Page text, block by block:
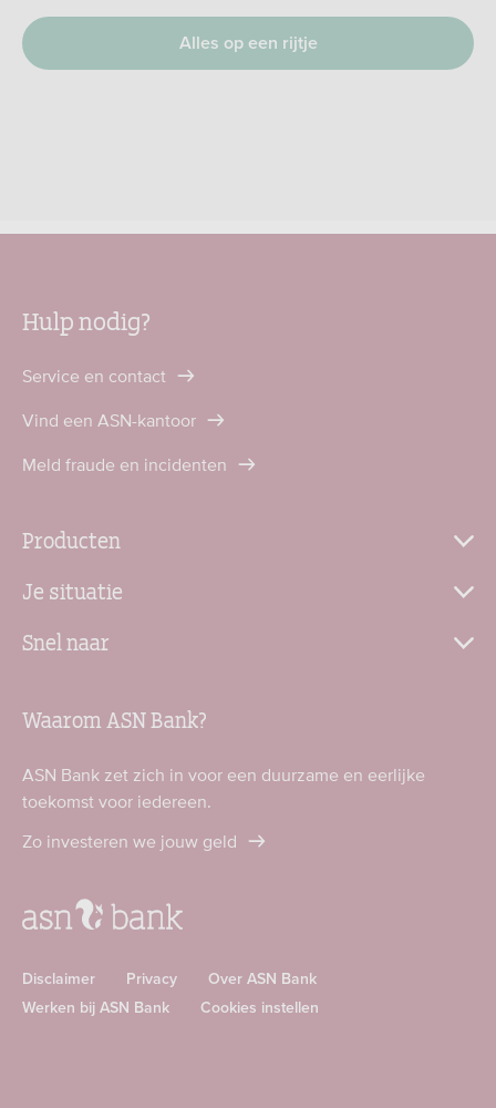
Alles op een rijtje
Hulp nodig?
Service en contact
Vind een ASN-kantoor
Meld fraude en incidenten
Producten
Je situatie
Snel naar
Waarom ASN Bank?
ASN Bank zet zich in voor een duurzame en eerlijke
toekomst voor iedereen.
Zo investeren we jouw geld
Disclaimer Privacy
Over ASN Bank
Werken bij ASN Bank
Cookies instellen